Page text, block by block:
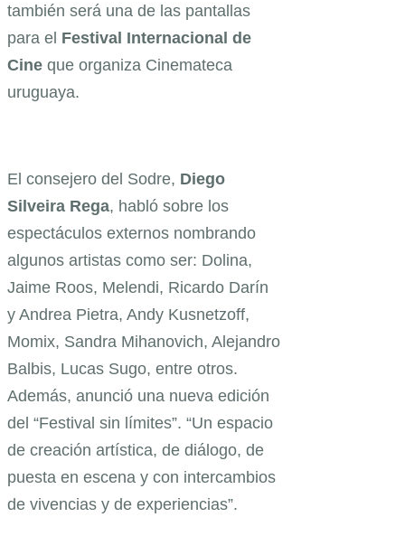
también será una de las pantallas
para el Festival Internacional de
Cine que organiza Cinemateca
uruguaya.
El consejero del Sodre, Diego
Silveira Rega, habló sobre los
espectáculos externos nombrando
algunos artistas como ser: Dolina,
Jaime Roos, Melendi, Ricardo Darín
y Andrea Pietra, Andy Kusnetzoff,
Momix, Sandra Mihanovich, Alejandro
Balbis, Lucas Sugo, entre otros.
Además, anunció una nueva edición
del “Festival sin límites”. “Un espacio
de creación artística, de diálogo, de
puesta en escena y con intercambios
de vivencias y de experiencias”.